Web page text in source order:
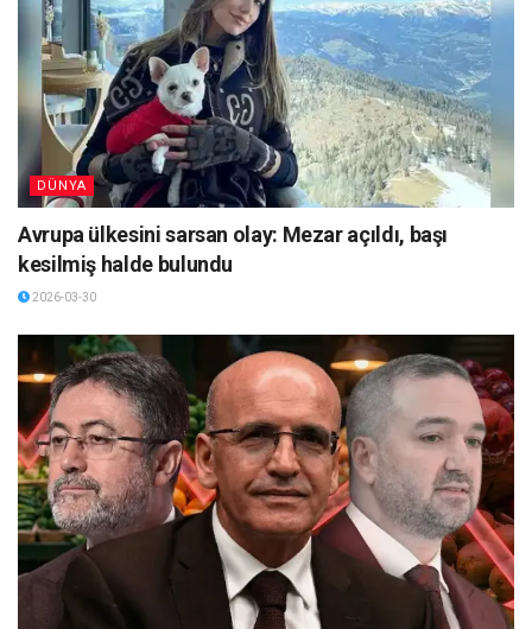
DÜNYA
Avrupa ülkesini sarsan olay: Mezar açıldı, başı
kesilmiş halde bulundu
2026-03-30